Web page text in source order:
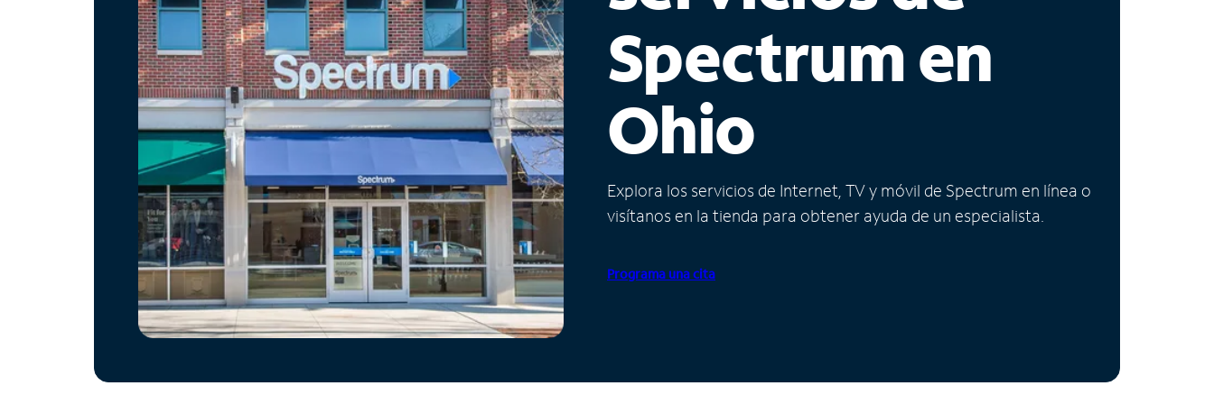
Spectrum en
Ohio
Explora los servicios de Internet, TV y móvil de Spectrum en línea o
visítanos en la tienda para obtener ayuda de un especialista.
Programa una cita